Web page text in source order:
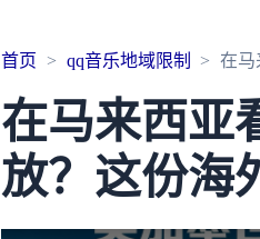
首页 qq音乐地域限制 在马
在马来西亚
放？这份海